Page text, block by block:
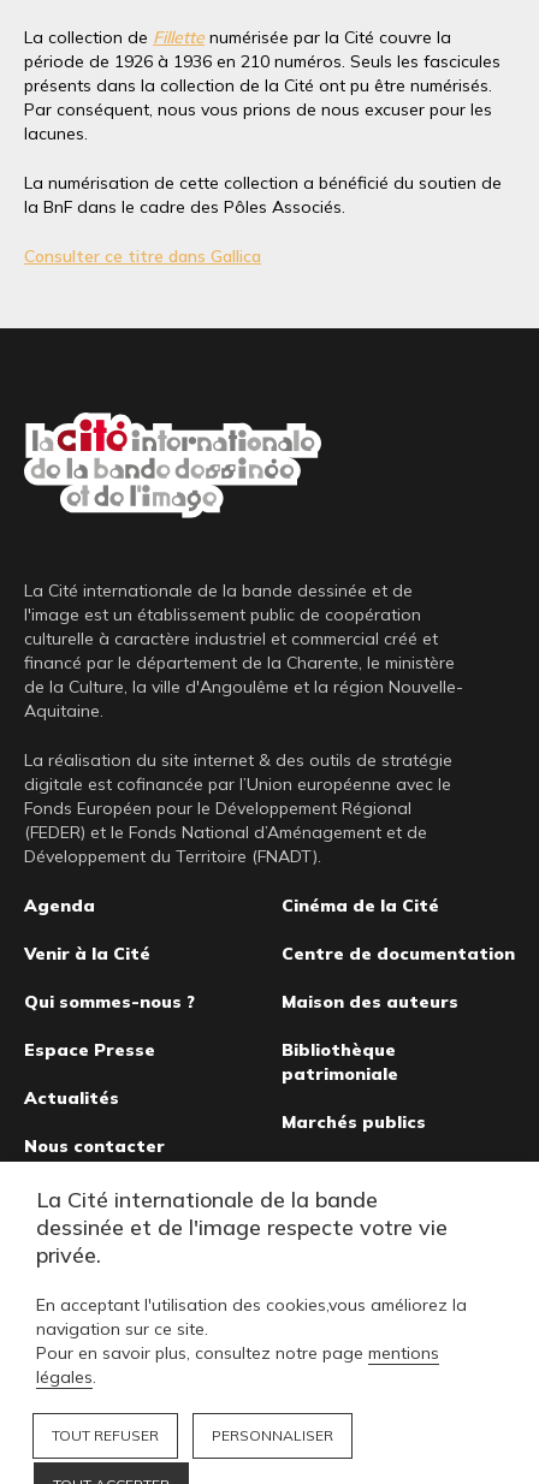
La collection de Fillette numérisée par la Cité couvre la
période de 1926 à 1936 en 210 numéros. Seuls les fascicules
présents dans la collection de la Cité ont pu être numérisés.
Par conséquent, nous vous prions de nous excuser pour les
lacunes.
La numérisation de cette collection a bénéficié du soutien de
la BnF dans le cadre des Pôles Associés.
Consulter ce titre dans Gallica
La Cité internationale de la bande dessinée et de
l'image est un établissement public de coopération
culturelle à caractère industriel et commercial créé et
financé par le département de la Charente, le ministère
de la Culture, la ville d'Angoulême et la région Nouvelle-
Aquitaine.
La réalisation du site internet & des outils de stratégie
digitale est cofinancée par l’Union européenne avec le
Fonds Européen pour le Développement Régional
(FEDER) et le Fonds National d’Aménagement et de
Développement du Territoire (FNADT).
Pied
de
Agenda
Venir à la Cité
Qui sommes-nous ?
Espace Presse
Actualités
Nous contacter
Musée de la bande
dessinée
Cinéma de la Cité
Centre de documentation
Maison des auteurs
Bibliothèque
patrimoniale
Marchés publics
La Cité internationale de la bande
dessinée et de l'image respecte votre vie
privée.
En acceptant l'utilisation des cookies,vous améliorez la
navigation sur ce site.
Pour en savoir plus, consultez notre page mentions
légales.
TOUT REFUSER PERSONNALISER